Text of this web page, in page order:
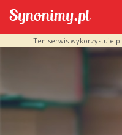
Ten serwis wykorzystuje